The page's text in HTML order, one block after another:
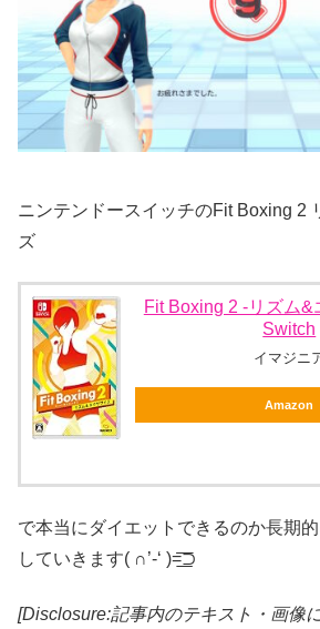
ニンテンドースイッチのFit Boxing 2
ズ
Fit Boxing 2 -リズム&
Switch
イマジニ
Amazon
で本当にダイエットできるのか長期
していきます( ∩’-‘ )=͟͟͞͞⊃
[Disclosure:記事内のテキスト・画像